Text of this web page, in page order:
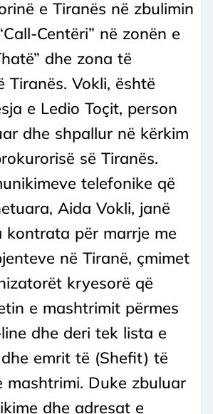
e Tiranës në zbulimin
Centëri” në zonën e
dhe zona të
Tiranës. Vokli, është
e Ledio Toçit, person
dhe shpallur në kërkim
së Tiranës.
telefonike që
Aida Vokli, janë
kontrata për marrje me
në Tiranë, çmimet
kryesorë që
e mashtrimit përmes
dhe deri tek lista e
emrit të (Shefit) të
mashtrimi. Duke zbuluar
dhe adresat e